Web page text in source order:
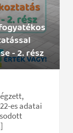
- 2. rész
es adatai